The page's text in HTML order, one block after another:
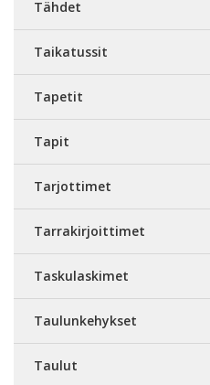
Tähdet
Taikatussit
Tapetit
Tapit
Tarjottimet
Tarrakirjoittimet
Taskulaskimet
Taulunkehykset
Taulut